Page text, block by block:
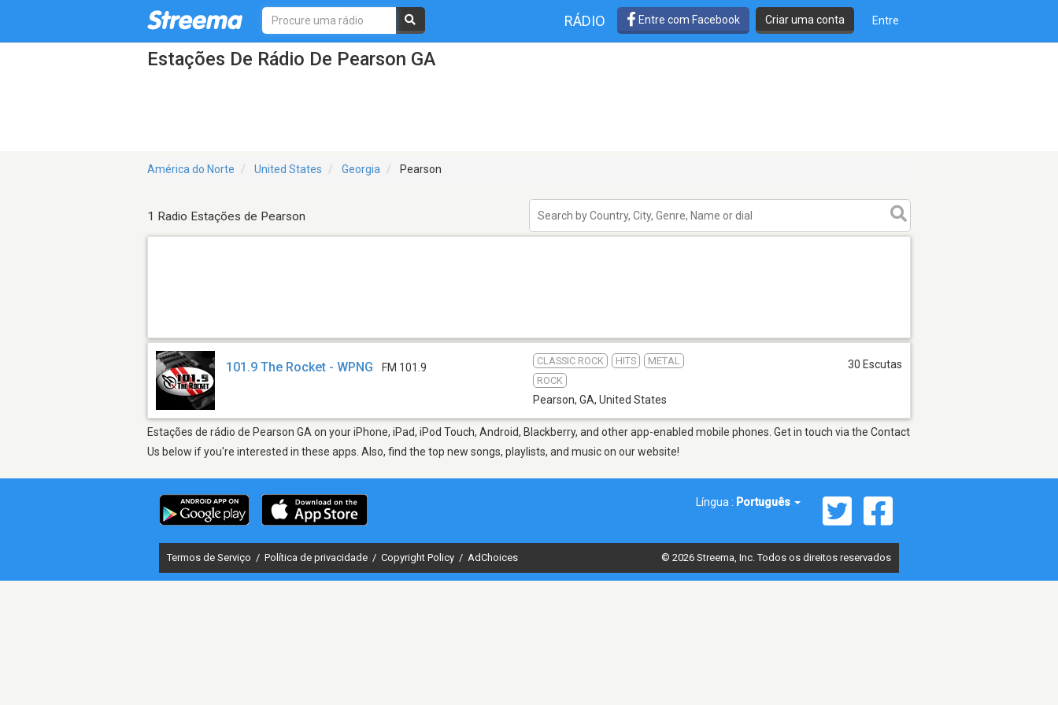
RÁDIO Entre com Facebook Criar uma conta Entre
Estações De Rádio De Pearson GA
América do Norte United States Georgia Pearson
1 Radio Estações de Pearson
101.9 The Rocket - WPNG FM 101.9
CLASSIC ROCK HITS
METAL
ROCK
Pearson, GA, United States
30 Escutas
Estações de rádio de Pearson GA on your iPhone, iPad, iPod Touch, Android, Blackberry, and other app-enabled mobile phones. Get in touch via the Contact
Us below if you're interested in these apps. Also, find the top new songs, playlists, and music on our website!
Língua : Português
Termos de Serviço / Política de privacidade / Copyright Policy / AdChoices © 2026 Streema, Inc. Todos os direitos reservados